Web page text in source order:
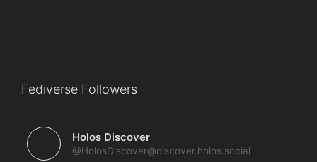
Fediverse Followers
Holos Discover
@HolosDiscover@discover.holos.social